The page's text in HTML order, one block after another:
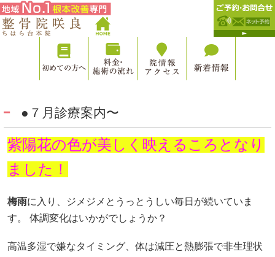
●７月診療案内〜
紫陽花の色が美しく映えるころとなり
ました！
梅雨に入り、ジメジメとうっとうしい毎日が続いていま
す。 体調変化はいかがでしょうか？
高温多湿で嫌なタイミング、体は減圧と熱膨張で非生理状